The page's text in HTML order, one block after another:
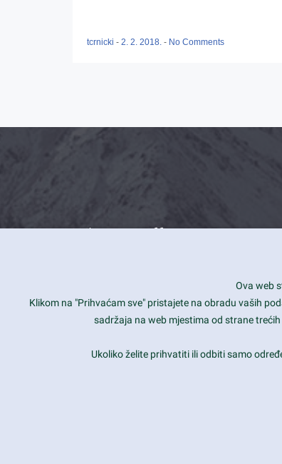
tcrnicki - 2. 2. 2018. - No Comments
What we offer
Is your website user friendly?
Ark offers weekly stunning designs.
Why our customers love Ark?
Ova web
Klikom na "Prihvaćam sve" pristajete na obradu vaših
sadržaja na web mjestima od strane
Ukoliko želite prihvatiti ili odbiti samo